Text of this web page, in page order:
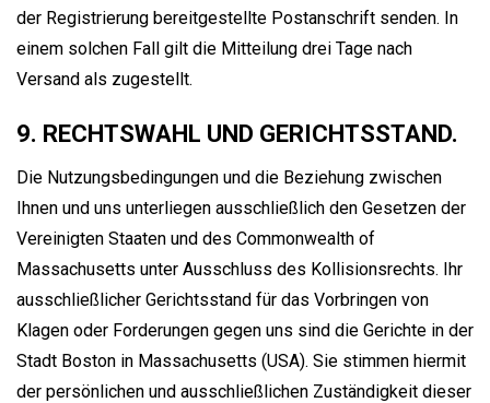
der Registrierung bereitgestellte Postanschrift senden. In
einem solchen Fall gilt die Mitteilung drei Tage nach
Versand als zugestellt.
9. RECHTSWAHL UND GERICHTSSTAND.
Die Nutzungsbedingungen und die Beziehung zwischen
Ihnen und uns unterliegen ausschließlich den Gesetzen der
Vereinigten Staaten und des Commonwealth of
Massachusetts unter Ausschluss des Kollisionsrechts. Ihr
ausschließlicher Gerichtsstand für das Vorbringen von
Klagen oder Forderungen gegen uns sind die Gerichte in der
Stadt Boston in Massachusetts (USA). Sie stimmen hiermit
der persönlichen und ausschließlichen Zuständigkeit dieser